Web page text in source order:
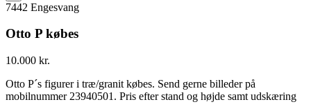
7442 Engesvang
Otto P købes
10.000 kr.
Otto P´s figurer i træ/granit købes. Send gerne billeder på
mobilnummer 23940501. Pris efter stand og højde samt udskæring